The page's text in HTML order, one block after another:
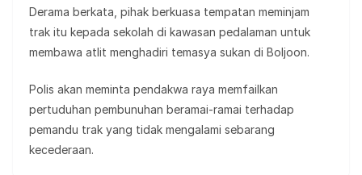
Derama berkata, pihak berkuasa tempatan meminjam
trak itu kepada sekolah di kawasan pedalaman untuk
membawa atlit menghadiri temasya sukan di Boljoon.
Polis akan meminta pendakwa raya memfailkan
pertuduhan pembunuhan beramai-ramai terhadap
pemandu trak yang tidak mengalami sebarang
kecederaan.